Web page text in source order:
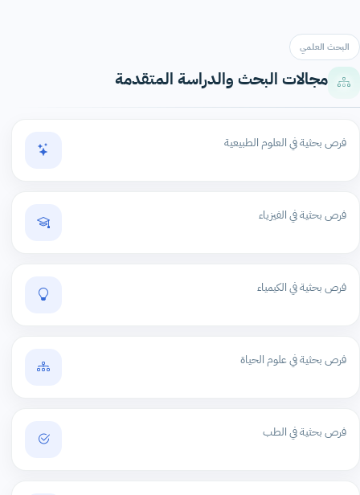
البحث العلمي
مجالات البحث والدراسة المتقدمة
فرص بحثية في العلوم الطبيعية
فرص بحثية في الفيزياء
فرص بحثية في الكيمياء
فرص بحثية في علوم الحياة
فرص بحثية في الطب